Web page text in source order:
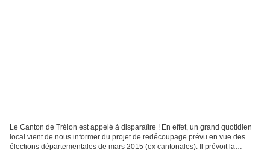
Le Canton de Trélon est appelé à disparaître ! En effet, un grand quotidien
local vient de nous informer du projet de redécoupage prévu en vue des
élections départementales de mars 2015 (ex cantonales). Il prévoit la